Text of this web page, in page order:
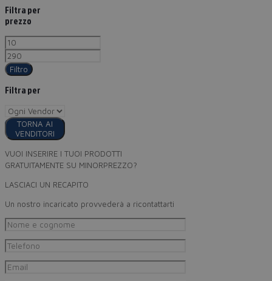
Filtra per
prezzo
Filtro
Filtra per
TORNA AI
VENDITORI
VUOI INSERIRE I TUOI PRODOTTI
GRATUITAMENTE SU MINORPREZZO?
LASCIACI UN RECAPITO
Un nostro incaricato provvederà a ricontattarti